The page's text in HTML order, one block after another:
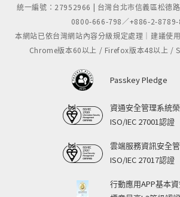
統一編號：27952966 | 台灣台北市信義區松德
0800-666-798／+886-2-8789-
本網站已依台灣網站內容分級規定處理｜建議使
Chrome版本60以上 / Firefox版本48以上 /
Passkey Pledge
資通安全管理系統
ISO/IEC 27001認證
雲端服務資訊安全
ISO/IEC 27017認證
行動應用APP基本